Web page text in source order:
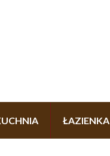
ŁAZIENKA